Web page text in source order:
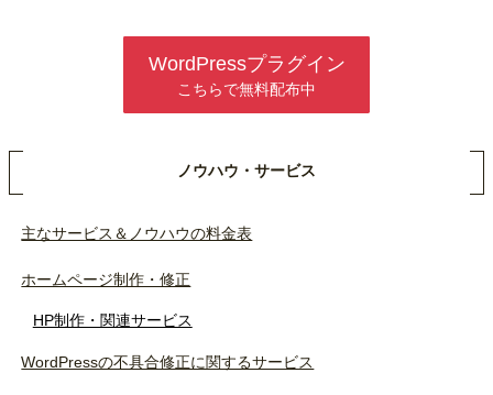
WordPressプラグイン
こちらで無料配布中
ノウハウ・サービス
主なサービス＆ノウハウの料金表
ホームページ制作・修正
HP制作・関連サービス
WordPressの不具合修正に関するサービス